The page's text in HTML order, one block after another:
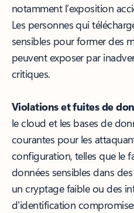
notamment l’exposition
Les personnes qui
sensibles pour former des
peuvent exposer par
critiques.
Violations et fuites de
le cloud et les bases de
courantes pour les
configuration, telles que le
données sensibles dans
un cryptage faible ou des
d'identification